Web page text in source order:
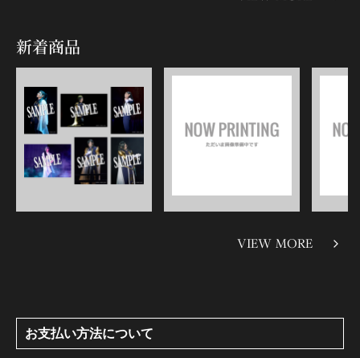
新着商品
VIEW MORE
お支払い方法について